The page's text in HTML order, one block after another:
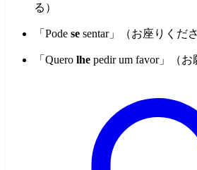
る）
「Pode se sentar」（お座りくだ
「Quero lhe pedir um favor」（